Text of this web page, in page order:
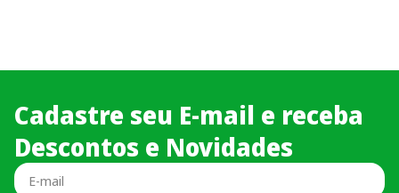
Cadastre seu E-mail e receba
Descontos e Novidades